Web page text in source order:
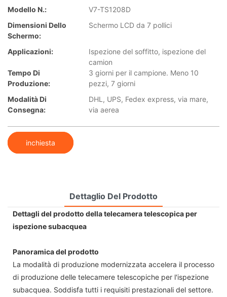
Modello N.:
V7-TS1208D
Dimensioni Dello
Schermo:
Schermo LCD da 7 pollici
Applicazioni:
Ispezione del soffitto, ispezione del
camion
Tempo Di
Produzione:
3 giorni per il campione. Meno 10
pezzi, 7 giorni
Modalità Di
Consegna:
DHL, UPS, Fedex express, via mare,
via aerea
inchiesta
Dettaglio Del Prodotto
Dettagli del prodotto della telecamera telescopica per
ispezione subacquea
Panoramica del prodotto
La modalità di produzione modernizzata accelera il processo
di produzione delle telecamere telescopiche per l'ispezione
subacquea. Soddisfa tutti i requisiti prestazionali del settore.